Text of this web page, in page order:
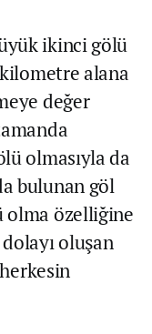
ikinci gölü
alana
değer
olmasıyla da
bulunan göl
olma özelliğine
oluşan